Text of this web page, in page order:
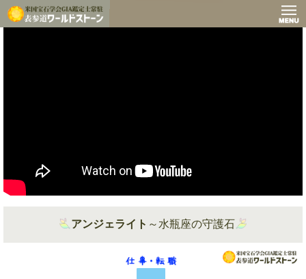
アンジェライト ～水瓶座の守護石